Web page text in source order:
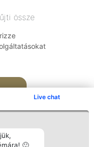
Live chat
🙂
össze